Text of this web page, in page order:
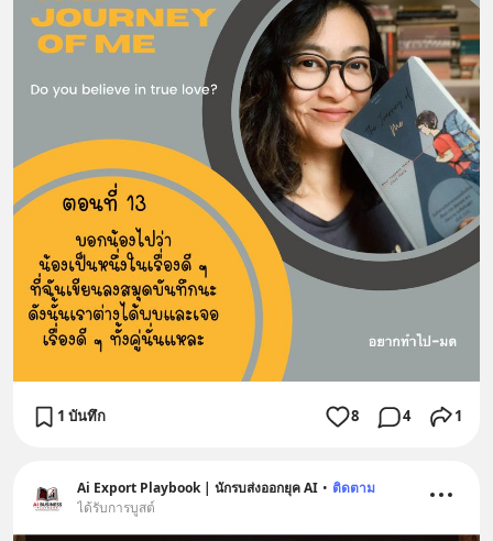
1 บันทึก 8 4 1
Ai Export Playbook | นักรบส่งออกยุค AI • ติดตาม
ได้รับการบูสต์